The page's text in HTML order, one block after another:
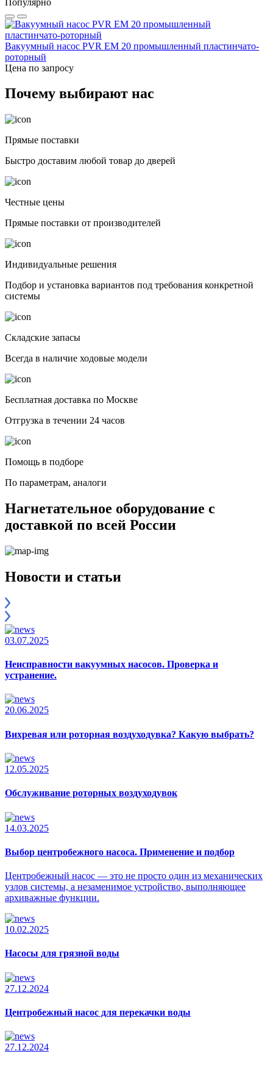
Вакуумный насос PVR EM 20 промышленный пластинчато-
роторный
Цена по запросу
Почему выбирают нас
Прямые поставки
Быстро доставим любой товар до дверей
Честные цены
Прямые поставки от производителей
Индивидуальные решения
Подбор и установка вариантов под требования конкретной
системы
Складские запасы
Всегда в наличие ходовые модели
Бесплатная доставка по Москве
Отгрузка в течении 24 часов
Помощь в подборе
По параметрам, аналоги
Нагнетательное оборудование с
доставкой по всей России
Новости и статьи
03.07.2025
Неисправности вакуумных насосов. Проверка и
устранение.
20.06.2025
Вихревая или роторная воздуходувка? Какую выбрать?
12.05.2025
Обслуживание роторных воздуходувок
14.03.2025
Выбор центробежного насоса. Применение и подбор
Центробежный насос — это не просто один из механических
узлов системы, а незаменимое устройство, выполняющее
архиважные функции.
10.02.2025
Насосы для грязной воды
27.12.2024
Центробежный насос для перекачки воды
27.12.2024